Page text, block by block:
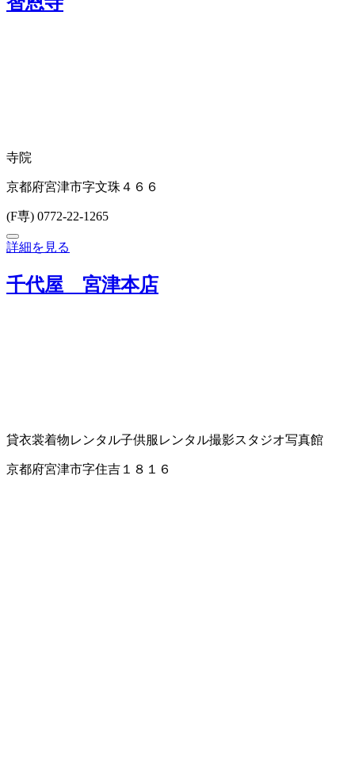
寺院
京都府宮津市字文珠４６６
(F専) 0772-22-1265
詳細を見る
千代屋 宮津本店
貸衣裳着物レンタル子供服レンタル撮影スタジオ写真館
京都府宮津市字住吉１８１６